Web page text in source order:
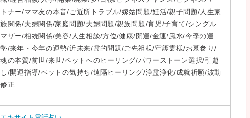
トナー/ママ友の本音/ご近所トラブル/嫁姑問題/妊活/親子問題/人生家
族関係/夫婦関係/家庭問題/夫婦問題/親族問題/育児/子育て/シングル
マザー/相続関係/美容/人生相談/方位/健康/開運/金運/風水/今季の運
勢/来年・今年の運勢/近未来/霊的問題/ご先祖様/守護霊様/お墓参り/
魂の本質/前世/来世/ペットへのヒーリング/パワーストーン選択/引越
し/開運指導/ペットの気持ち/遠隔ヒーリング/浄霊浄化/成就祈願/波動
修正